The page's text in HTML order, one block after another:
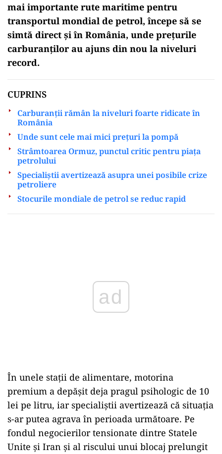
mai importante rute maritime pentru
transportul mondial de petrol, începe să se
simtă direct și în România, unde prețurile
carburanților au ajuns din nou la niveluri
record.
CUPRINS
Carburanții rămân la niveluri foarte ridicate în
România
Unde sunt cele mai mici prețuri la pompă
Strâmtoarea Ormuz, punctul critic pentru piața
petrolului
Specialiștii avertizează asupra unei posibile crize
petroliere
Stocurile mondiale de petrol se reduc rapid
În unele stații de alimentare, motorina
premium a depășit deja pragul psihologic de 10
lei pe litru, iar specialiștii avertizează că situația
s-ar putea agrava în perioada următoare. Pe
fondul negocierilor tensionate dintre Statele
Unite și Iran și al riscului unui blocaj prelungit